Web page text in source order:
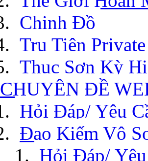
Chinh Đồ
Tru Tiên Private
Thục Sơn Kỳ
CHUYÊN ĐỀ
Hỏi Đáp/ Yêu
Đao Kiếm Vô
Hỏi Đáp/